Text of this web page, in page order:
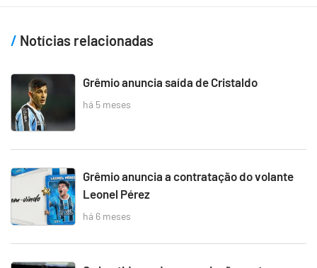
Notícias relacionadas
Grêmio anuncia saída de Cristaldo
há 5 meses
Grêmio anuncia a contratação do volante
Leonel Pérez
há 6 meses